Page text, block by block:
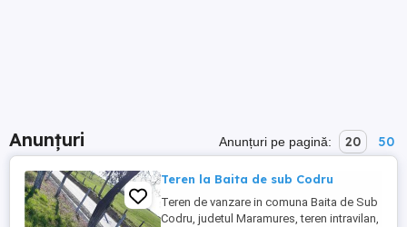
Anunțuri Anunțuri pe pagină: 20 50
Teren la Baita de sub Codru
Teren de vanzare in comuna Baita de Sub
Codru, judetul Maramures, teren intravilan,